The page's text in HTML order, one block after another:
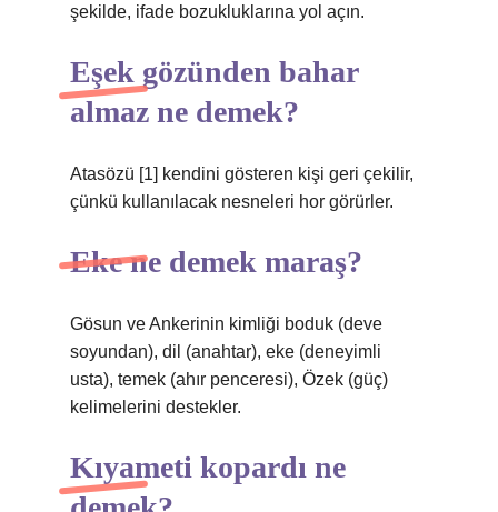
şekilde, ifade bozukluklarına yol açın.
Eşek gözünden bahar
almaz ne demek?
Atasözü [1] kendini gösteren kişi geri çekilir,
çünkü kullanılacak nesneleri hor görürler.
Eke ne demek maraş?
Gösun ve Ankerinin kimliği boduk (deve
soyundan), dil (anahtar), eke (deneyimli
usta), temek (ahır penceresi), Özek (güç)
kelimelerini destekler.
Kıyameti kopardı ne